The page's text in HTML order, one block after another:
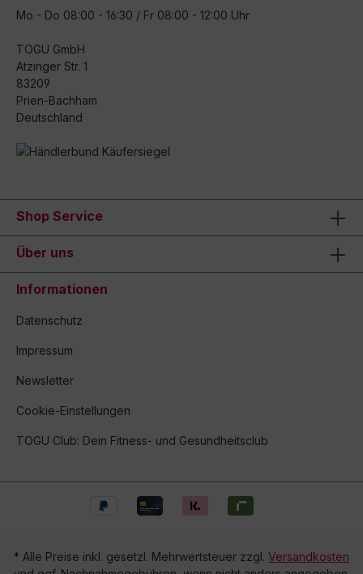
Mo - Do 08:00 - 16:30 / Fr 08:00 - 12:00 Uhr
TOGU GmbH
Atzinger Str. 1
83209
Prien-Bachham
Deutschland
Shop Service
Über uns
Informationen
Datenschutz
Impressum
Newsletter
Cookie-Einstellungen
TOGU Club: Dein Fitness- und Gesundheitsclub
* Alle Preise inkl. gesetzl. Mehrwertsteuer zzgl. Versandkosten